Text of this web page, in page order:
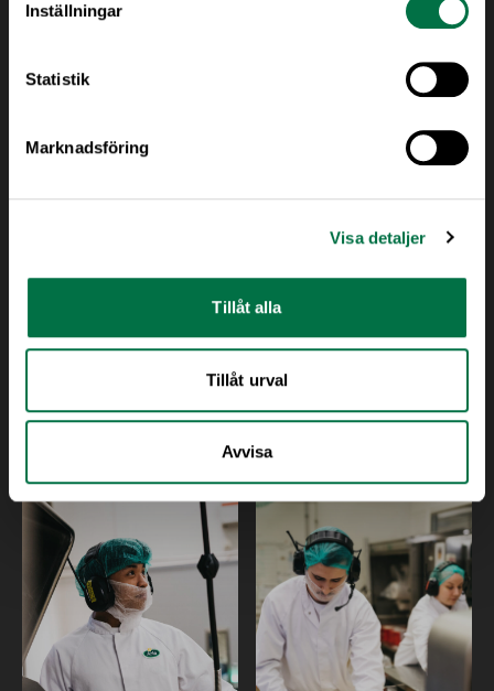
Inställningar
Statistik
Marknadsföring
Visa detaljer
Tillåt alla
Tillåt urval
Avvisa
43 bilder
Mejeri